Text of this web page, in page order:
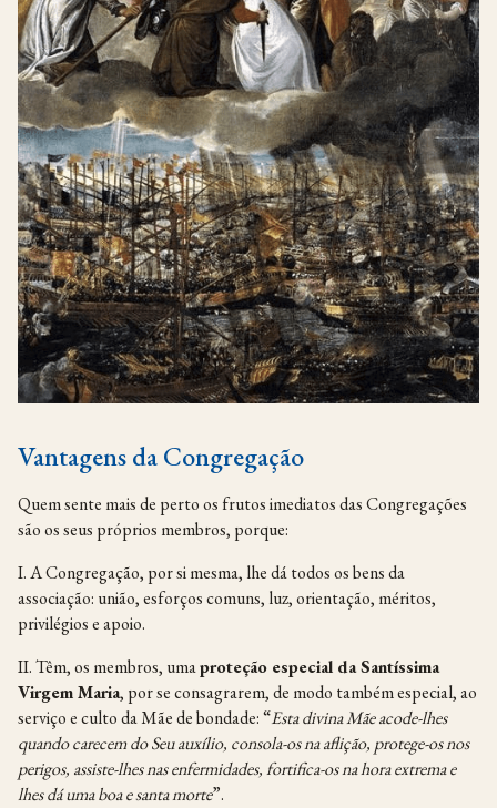
Vantagens da Congregação
Quem sente mais de perto os frutos imediatos das Congregações
são os seus próprios membros, porque:
I. A Congregação, por si mesma, lhe dá todos os bens da
associação: união, esforços comuns, luz, orientação, méritos,
privilégios e apoio.
II. Têm, os membros, umaproteção especial da Santíssima
Virgem Maria, por se consagrarem, de modo também especial, ao
serviço e culto da Mãe de bondade: “Esta divina Mãe acode-lhes
quando carecem do Seu auxílio, consola-os na aflição, protege-os nos
perigos, assiste-lhes nas enfermidades, fortifica-os na hora extrema e
lhes dá uma boa e santa morte”.